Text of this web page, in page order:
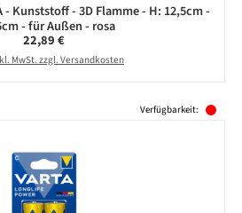
- Kunststoff - 3D Flamme - H: 12,5cm -
- für Außen - rosa
Regulärer Preis:
22,89 €
MwSt. zzgl. Versandkosten
Verfügbarkeit: